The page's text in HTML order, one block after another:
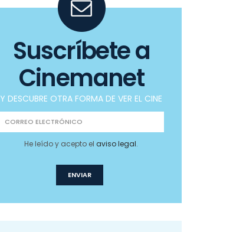
Suscríbete a
Cinemanet
Y DESCUBRE OTRA FORMA DE VER EL CINE
He leído y acepto elaviso legal.